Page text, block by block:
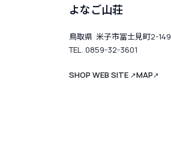
よなご山荘
鳥取県 米子市冨士見町2-149
TEL. 0859-32-3601
SHOP WEB SITE ↗MAP↗